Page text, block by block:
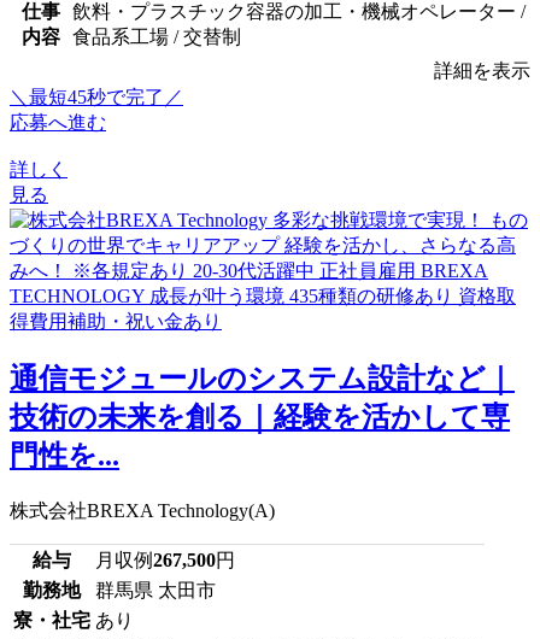
仕事
内容
飲料・プラスチック容器の加工・機械オペレーター /
食品系工場 / 交替制
詳細を表示
＼最短45秒で完了／
応募へ進む
詳しく
見る
通信モジュールのシステム設計など｜
技術の未来を創る｜経験を活かして専
門性を...
株式会社BREXA Technology(A)
給与 月収例267,500円
勤務地
群馬県 太田市
寮・社宅 あり